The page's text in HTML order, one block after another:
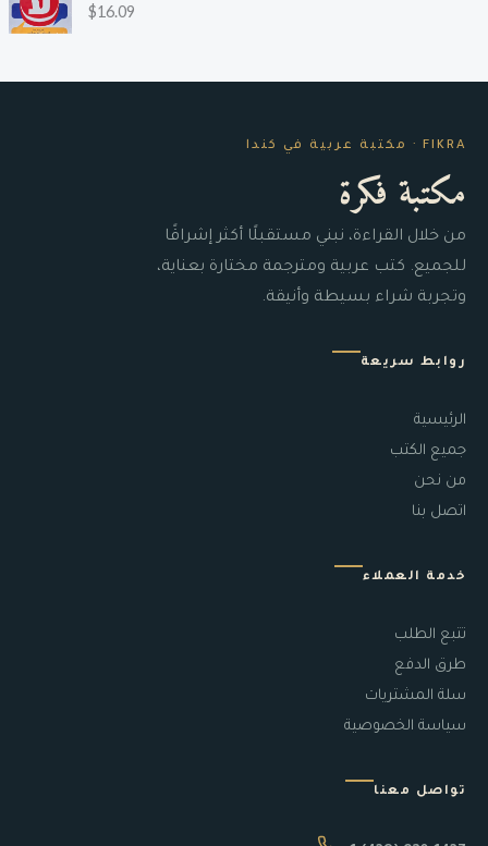
$16.09
FIKRA · مكتبة عربية في كندا
مكتبة فكرة
من خلال القراءة، نبني مستقبلًا أكثر إشراقًا
للجميع. كتب عربية ومترجمة مختارة بعناية،
وتجربة شراء بسيطة وأنيقة.
روابط سريعة
الرئيسية
جميع الكتب
من نحن
اتصل بنا
خدمة العملاء
تتبع الطلب
طرق الدفع
سلة المشتريات
سياسة الخصوصية
تواصل معنا